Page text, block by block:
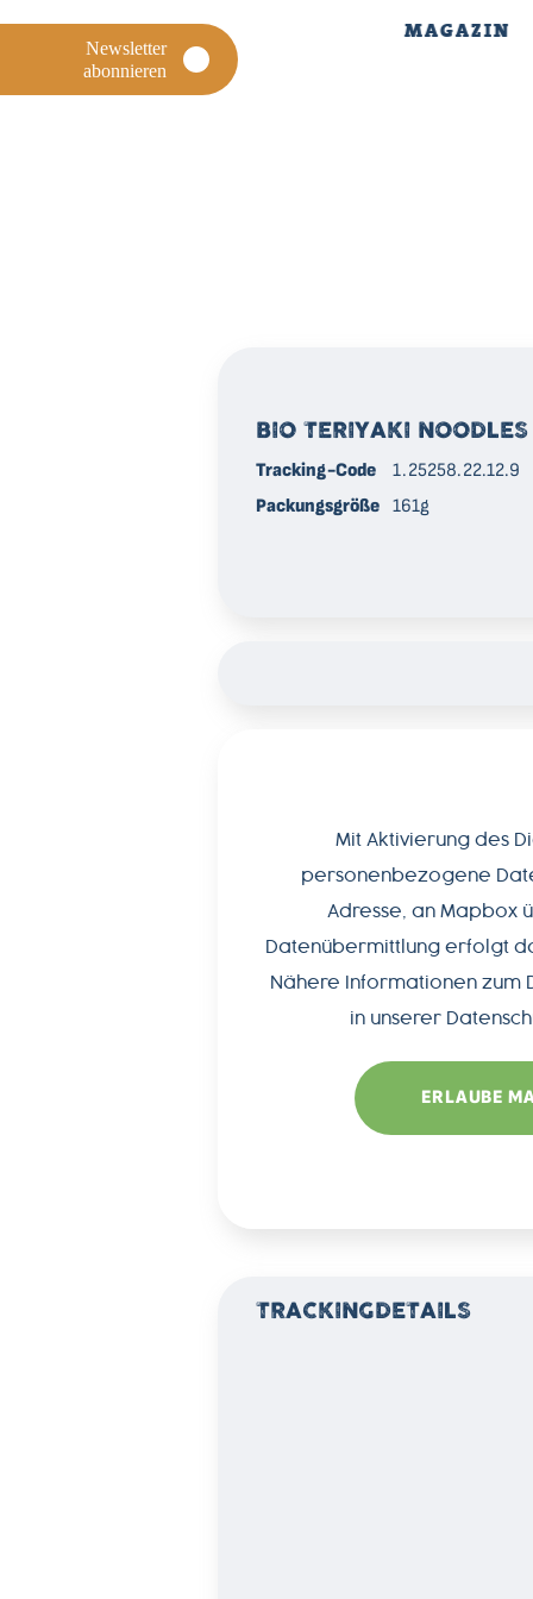
MAGAZIN
Newsletter
abonnieren
BIO TERIYAKI NOODLES
Tracking-Code
1.25258.22.12.9
Packungsgröße 161g
Mit Aktivierung des
personenbezogene
Adresse, an Mapbox
Datenübermittlung erfolgt
Nähere Informationen zum
in unserer
ERLAUBE
TRACKINGDETAILS